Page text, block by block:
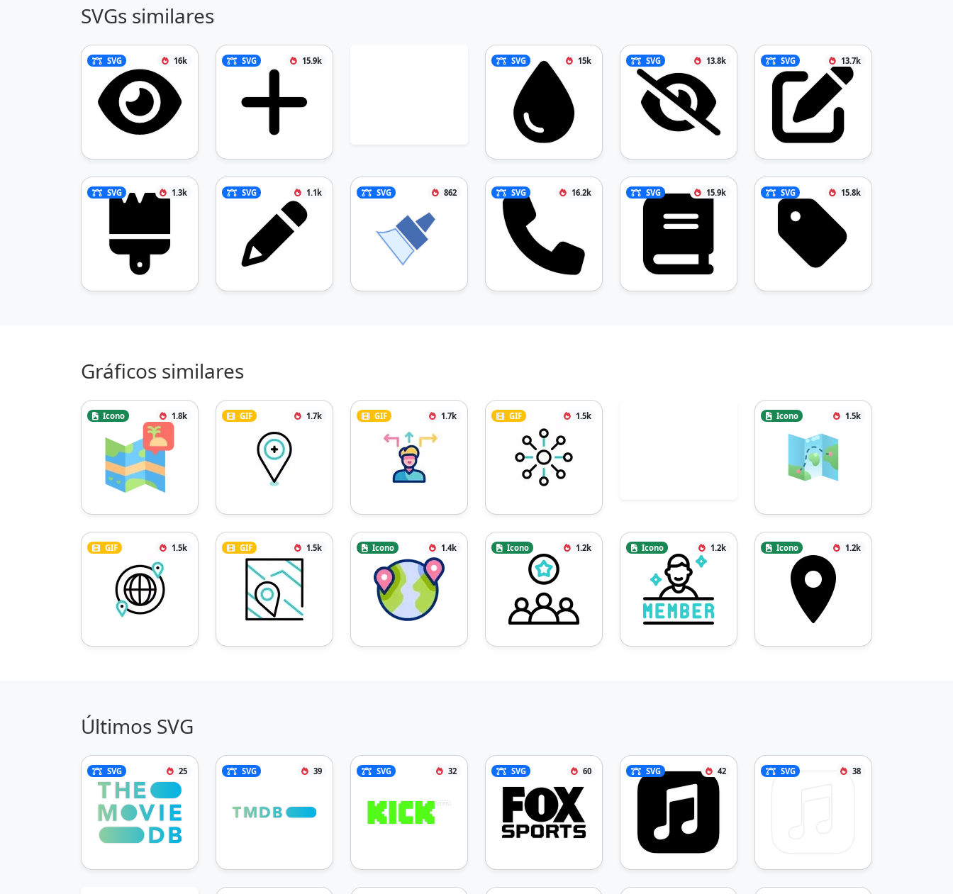
SVGs similares
SVG 16k SVG 15.9k SVG 15k SVG 13.8k SVG 13.7k
SVG 1.3k SVG 1.1k SVG 862 SVG 16.2k SVG 15.9k SVG 15.8k
Gráficos similares
Icono 1.8k GIF 1.7k GIF 1.7k GIF 1.5k Icono 1.5k
GIF 1.5k GIF 1.5k Icono 1.4k Icono 1.2k Icono 1.2k Icono 1.2k
Últimos SVG
SVG 25 SVG 39 SVG 32 SVG 60 SVG 42 SVG 38